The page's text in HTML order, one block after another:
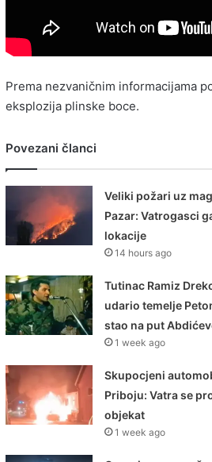
Prema nezvaničnim informacijama
eksplozija plinske boce.
Povezani članci
Veliki požari uz
Pazar: Vatrogasci
lokacije
14 hours ago
Tutinac Ramiz
udario temelje
stao na put
1 week ago
Skupocjeni
Priboju: Vatra se
objekat
1 week ago